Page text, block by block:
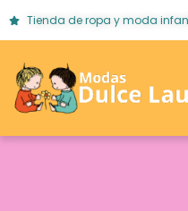
Tienda de ropa y moda